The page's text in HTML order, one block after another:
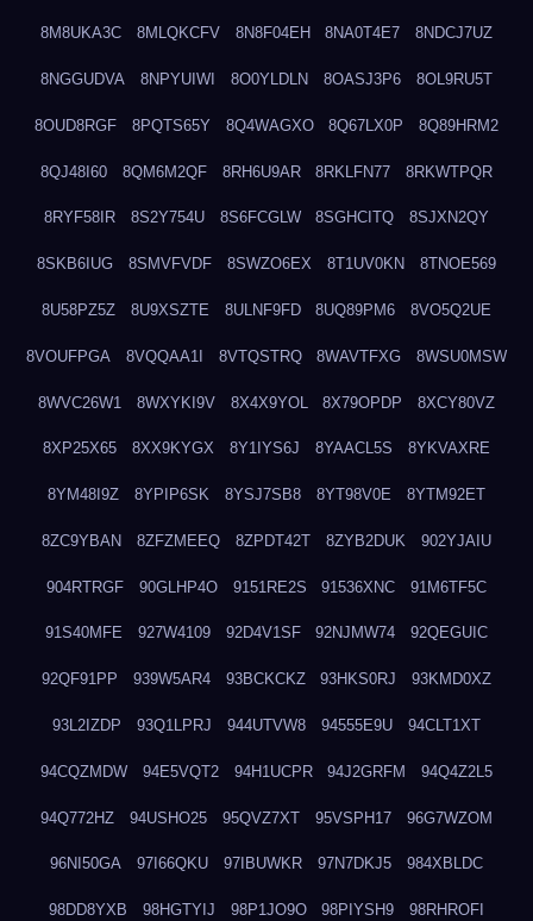
8M8UKA3C 8MLQKCFV 8N8F04EH 8NA0T4E7 8NDCJ7UZ
8NGGUDVA 8NPYUIWI 8O0YLDLN 8OASJ3P6 8OL9RU5T
8OUD8RGF 8PQTS65Y 8Q4WAGXO 8Q67LX0P 8Q89HRM2
8QJ48I60 8QM6M2QF 8RH6U9AR 8RKLFN77 8RKWTPQR
8RYF58IR 8S2Y754U 8S6FCGLW 8SGHCITQ 8SJXN2QY
8SKB6IUG 8SMVFVDF 8SWZO6EX 8T1UV0KN 8TNOE569
8U58PZ5Z 8U9XSZTE 8ULNF9FD 8UQ89PM6 8VO5Q2UE
8VOUFPGA 8VQQAA1I 8VTQSTRQ 8WAVTFXG 8WSU0MSW
8WVC26W1 8WXYKI9V 8X4X9YOL 8X79OPDP 8XCY80VZ
8XP25X65 8XX9KYGX 8Y1IYS6J 8YAACL5S 8YKVAXRE
8YM48I9Z 8YPIP6SK 8YSJ7SB8 8YT98V0E 8YTM92ET
8ZC9YBAN 8ZFZMEEQ 8ZPDT42T 8ZYB2DUK 902YJAIU
904RTRGF 90GLHP4O 9151RE2S 91536XNC 91M6TF5C
91S40MFE 927W4109 92D4V1SF 92NJMW74 92QEGUIC
92QF91PP 939W5AR4 93BCKCKZ 93HKS0RJ 93KMD0XZ
93L2IZDP 93Q1LPRJ 944UTVW8 94555E9U 94CLT1XT
94CQZMDW 94E5VQT2 94H1UCPR 94J2GRFM 94Q4Z2L5
94Q772HZ 94USHO25 95QVZ7XT 95VSPH17 96G7WZOM
96NI50GA 97I66QKU 97IBUWKR 97N7DKJ5 984XBLDC
98DD8YXB 98HGTYIJ 98P1JO9O 98PIYSH9 98RHROFI